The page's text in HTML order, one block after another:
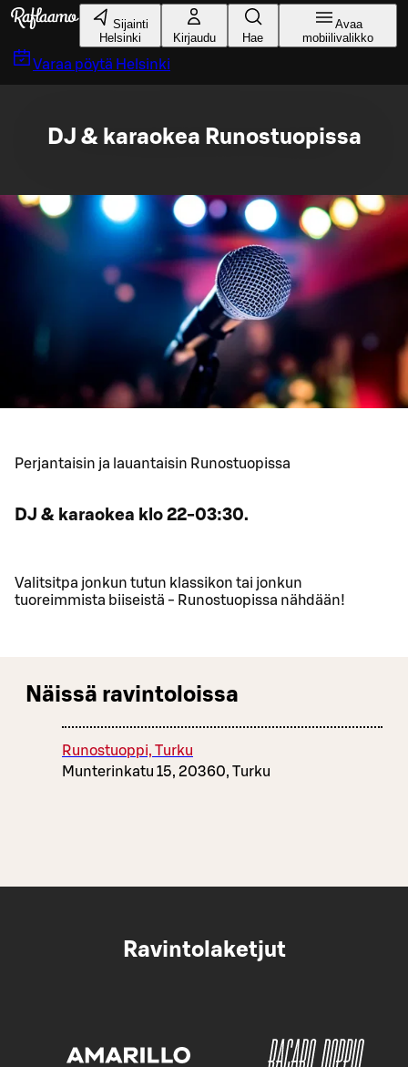
Siirry pääsisältöön
Sijainti
Helsinki
Kirjaudu Hae
Avaa
mobiilivalikko
Varaa pöytä Helsinki
DJ & karaokea Runostuopissa
Perjantaisin ja lauantaisin Runostuopissa
DJ & karaokea klo 22-03:30.
Valitsitpa jonkun tutun klassikon tai jonkun
tuoreimmista biiseistä - Runostuopissa nähdään!
Näissä ravintoloissa
Runostuoppi, Turku
Munterinkatu 15, 20360, Turku
Ravintolaketjut